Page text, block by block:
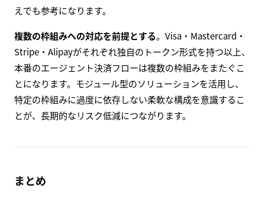
えでも参考になります。
複数の枠組みへの対応を前提とする。Visa・Mastercard・
Stripe・Alipayがそれぞれ独自のトークン形式を持つ以上、
本番のエージェント決済フローは複数の枠組みをまたぐこ
とになります。モジュール型のソリューションを活用し、
特定の枠組みに過度に依存しない柔軟な構成を意識するこ
とが、長期的なリスク低減につながります。
まとめ